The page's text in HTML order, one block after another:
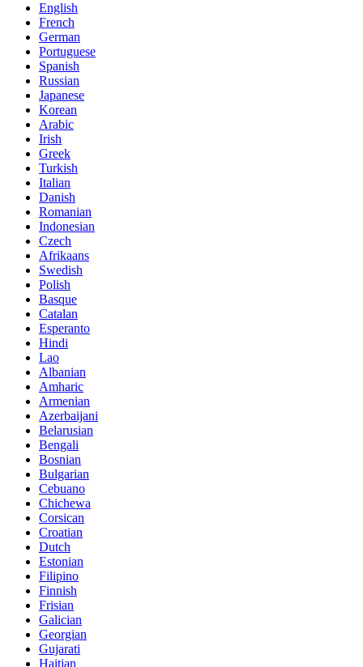
English
French
German
Portuguese
Spanish
Russian
Japanese
Korean
Arabic
Irish
Greek
Turkish
Italian
Danish
Romanian
Indonesian
Czech
Afrikaans
Swedish
Polish
Basque
Catalan
Esperanto
Hindi
Lao
Albanian
Amharic
Armenian
Azerbaijani
Belarusian
Bengali
Bosnian
Bulgarian
Cebuano
Chichewa
Corsican
Croatian
Dutch
Estonian
Filipino
Finnish
Frisian
Galician
Georgian
Gujarati
Haitian